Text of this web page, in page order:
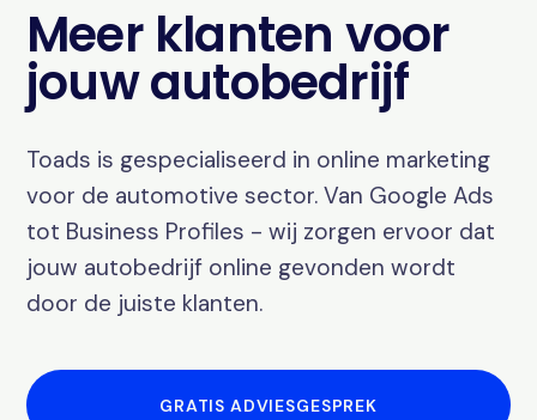
Meer klanten voor
jouw autobedrijf
Toads is gespecialiseerd in online marketing
voor de automotive sector. Van Google Ads
tot Business Profiles - wij zorgen ervoor dat
jouw autobedrijf online gevonden wordt
door de juiste klanten.
GRATIS ADVIESGESPREK